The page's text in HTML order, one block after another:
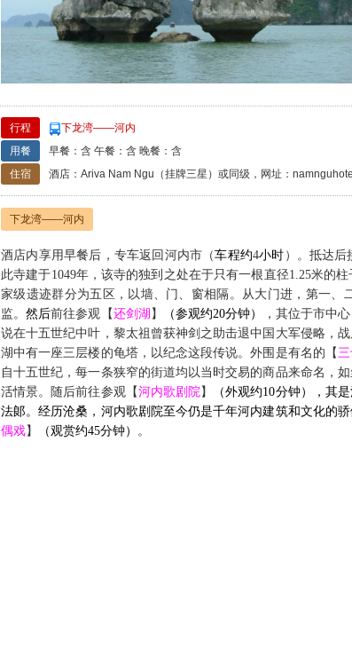
行程
下龙湾——河内
用餐
早餐：含 午餐：含 晚餐：含
住宿
酒店：Ariva Nam Ngu（挂牌三星）或同级，网址：
下龙湾——河内
酒店内享用早餐后， 专车返回河内市 （车程约4小时 ） 。抵达后
此寺建于1049年， 该寺的独到之处在于只有一根直径1.25米的柱
家级遗迹群分为五区，以墙、门、窗相隔。从大门进，第一
监。然后前往参观【还剑湖 】 （参观约20分钟）
，其位于市中
说在十五世纪中叶，黎太祖曾获神剑之助击退中国大军侵略，
湖中有一座三层楼的龟塔，以纪念这段传说。外围是有名的【
自十五世纪，每一条狭窄的街道均以当时交易的商品来命名，
活情景。 随后前往参观 【河内歌剧院 】
（外观约10分钟），其
法郞。经历沧桑，河内歌剧院至今仍是千年河内建筑和文化的
偶戏】 （观赏约45分钟） 。